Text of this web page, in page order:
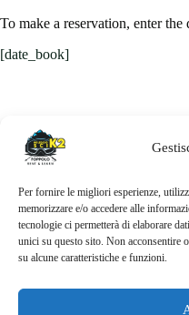
Per fornire le migliori esperienze,
memorizzare e/o accedere alle
tecnologie ci permetterà di elaborare
unici su questo sito. Non acconsentire
su alcune caratteristiche e funzioni.
To make a reservation, enter the
[date_book]